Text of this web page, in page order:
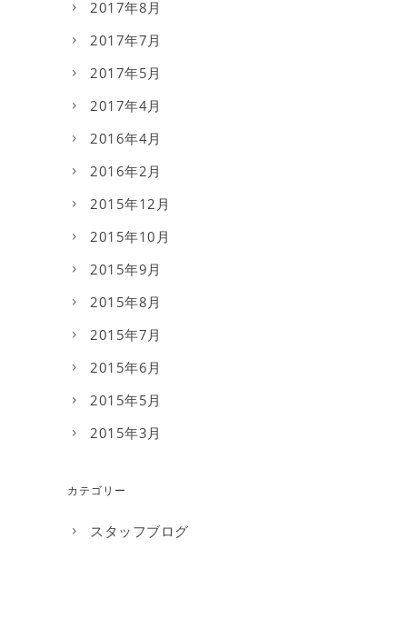
2017年8月
2017年7月
2017年5月
2017年4月
2016年4月
2016年2月
2015年12月
2015年10月
2015年9月
2015年8月
2015年7月
2015年6月
2015年5月
2015年3月
カテゴリー
スタッフブログ